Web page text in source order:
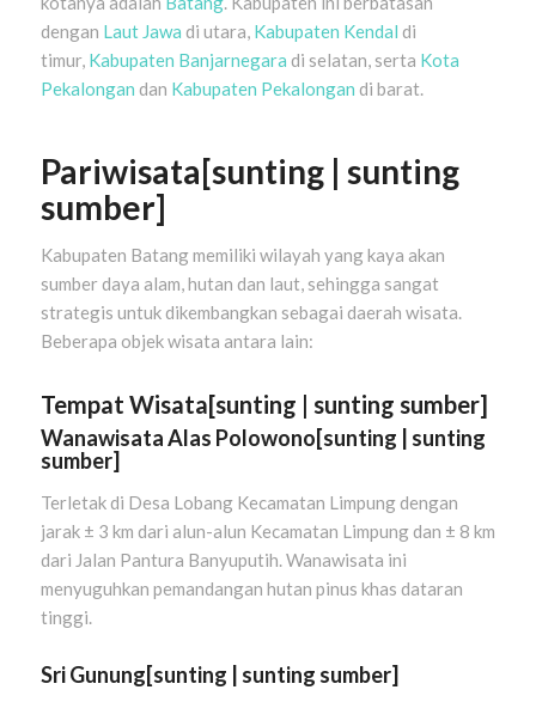
dengan Laut Jawa di utara, Kabupaten Kendal di
timur, Kabupaten Banjarnegara di selatan, serta Kota
Pekalongan dan Kabupaten Pekalongan di barat.
Pariwisata[sunting| sunting
sumber]
Kabupaten Batang memiliki wilayah yang kaya akan
sumber daya alam, hutan dan laut, sehingga sangat
strategis untuk dikembangkan sebagai daerah wisata.
Beberapa objek wisata antara lain:
Tempat Wisata[sunting | sunting sumber]
Wanawisata Alas Polowono[sunting
sunting
sumber]
Terletak di Desa Lobang Kecamatan Limpung dengan
jarak ± 3 km dari alun-alun Kecamatan Limpung dan ± 8 km
dari Jalan Pantura Banyuputih. Wanawisata ini
menyuguhkan pemandangan hutan pinus khas dataran
tinggi.
Sri Gunung[sunting | sunting sumber]